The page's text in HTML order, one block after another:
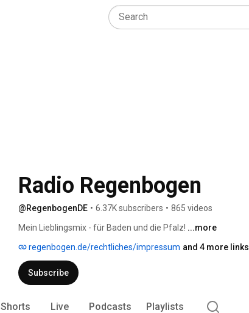
Radio Regenbogen
@RegenbogenDE • 6.37K subscribers • 865 videos
Mein Lieblingsmix - für Baden und die Pfalz! ...more
regenbogen.de/rechtliches/impressum and 4 more links
Subscribe
Shorts Live Podcasts Playlists